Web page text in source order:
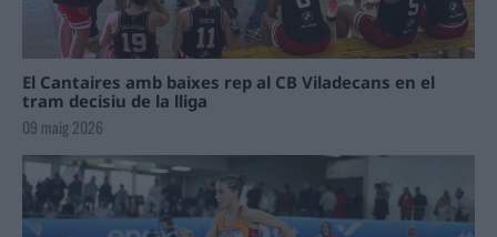
El Cantaires amb baixes rep al CB Viladecans en el
tram decisiu de la lliga
09 maig 2026